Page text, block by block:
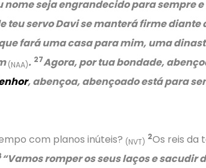
seja engrandecido para sempre e
teu servo Davi se manterá firme diante
fará uma casa para mim, uma
(NAA). 27Agora, por tua bondade,
, abençoa, abençoado está para
com planos inúteis? (NVT)
2Os reis da
“Vamos romper os seus laços e sacudir